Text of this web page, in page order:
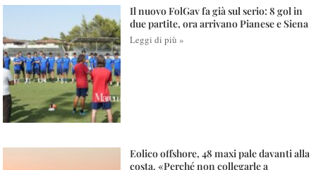
Il nuovo FolGav fa già sul serio: 8 gol in
due partite, ora arrivano Pianese e Siena
Leggi di più »
Eolico offshore, 48 maxi pale davanti alla
costa. «Perché non collegarle a